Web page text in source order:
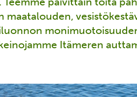
maatalouden,
Itämeren